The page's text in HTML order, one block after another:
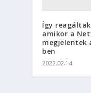
Így
amikor a
megjelentek
ben
2022.02.14.